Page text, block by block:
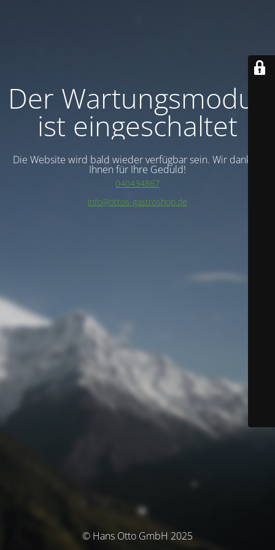
Der Wartungsmodus
ist eingeschaltet
Die Website wird bald wieder verfügbar sein. Wir danken
Ihnen für Ihre Geduld!
040434867
info@ottos-gastroshop.de
© Hans Otto GmbH 2025